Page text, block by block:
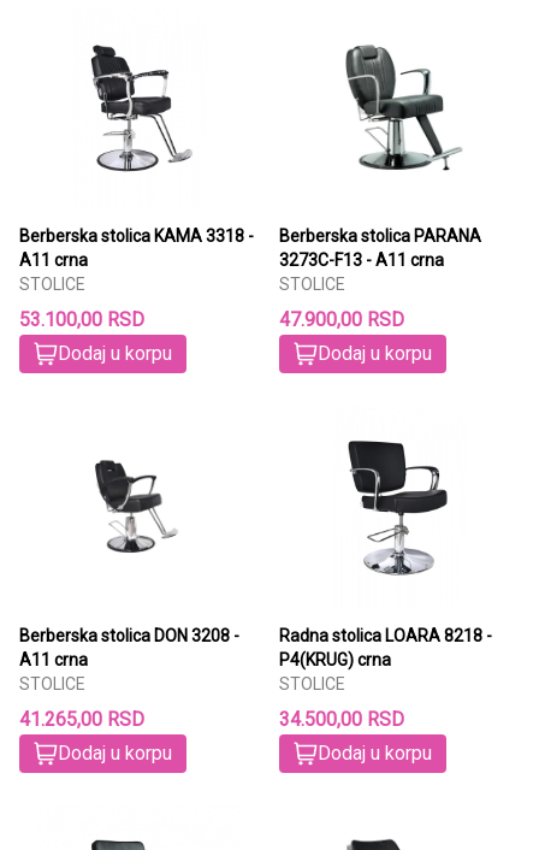
Berberska stolica KAMA 3318 -
A11 crna
STOLICE
53.100,00 RSD
Dodaj u korpu
Berberska stolica PARANA
3273C-F13 - A11 crna
STOLICE
47.900,00 RSD
Dodaj u korpu
Berberska stolica DON 3208 -
A11 crna
STOLICE
41.265,00 RSD
Dodaj u korpu
Radna stolica LOARA 8218 -
P4(KRUG) crna
STOLICE
34.500,00 RSD
Dodaj u korpu